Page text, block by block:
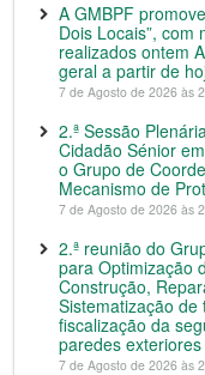
A GMBPF
Dois Locais”,
realizados ontem
geral a partir de
7 de Agosto de 2026 às
2.ª Sessão
Cidadão Sénior
o Grupo de
Mecanismo de
7 de Agosto de 2026 às
2.ª reunião do
para Optimização
Construção,
Sistematização
fiscalização da
paredes
7 de Agosto de 2026 às